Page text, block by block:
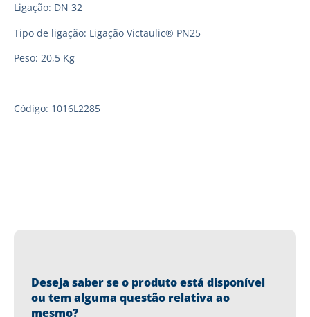
Ligação: DN 32
Tipo de ligação: Ligação Victaulic® PN25
Peso: 20,5 Kg
Código: 1016L2285
Deseja saber se o produto está disponível
ou tem alguma questão relativa ao
mesmo?